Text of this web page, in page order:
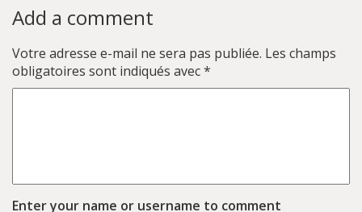
Add a comment
Votre adresse e-mail ne sera pas publiée. Les champs
obligatoires sont indiqués avec*
Enter your name or username to comment